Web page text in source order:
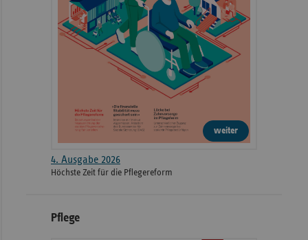
weiter
4. Ausgabe 2026
Höchste Zeit für die Pflegereform
Pflege